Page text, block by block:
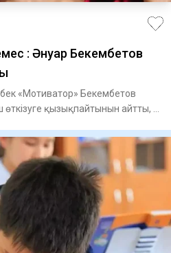
: Әнуар Бекембетов
«Мотиватор» Бекембетов
қызықпайтынын айтты, –